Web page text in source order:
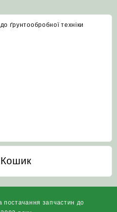
ґрунтообробної техніки
Кошик
запчастин до